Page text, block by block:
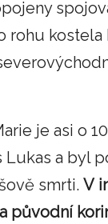
rohu kostela
je asi o
Lukas a byl
smrti. V
původní